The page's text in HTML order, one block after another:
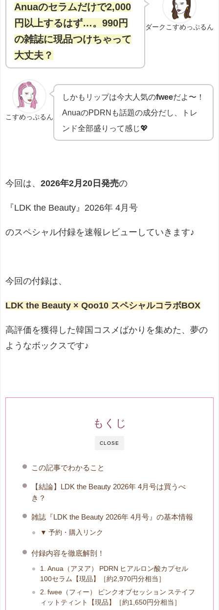
ダークこすめっぷるん
Anuaのセラムだけで2,000
円以上するはず…。990円
の雑誌に現品つけちゃって
大丈夫？
こすめっぷるん
しかもリップは今大人気のfweeだよ〜！
AnuaのPDRNも話題の成分だし、トレ
ンド全部盛りって感じ💖
今回は、 2026年2月20日発売の
『LDK the Beauty』2026年 4月号
のスペシャル付録を速報レビューしていきます♪
今回の付録は、
LDK the Beauty × Qoo10 スペシャルコラボBOX
高評価を獲得した韓国コスメばかりを集めた、夢の
ようなボックスです♪
CLOSE
もくじ
この記事でわかること
【結論】LDK the Beauty 2026年 4月号は買うべ
き？
雑誌『LDK the Beauty 2026年 4月号』の基本情報
▼ 予約・購入リンク
付録内容を徹底解剖！
1. Anua（アヌア） PDRN ヒアルロン酸カプセル
100セラム【現品】［約2,970円分相当］
2. fwee（フィー） ピンクオブセッション ステイフ
ィットティント【現品】［約1,650円分相当］